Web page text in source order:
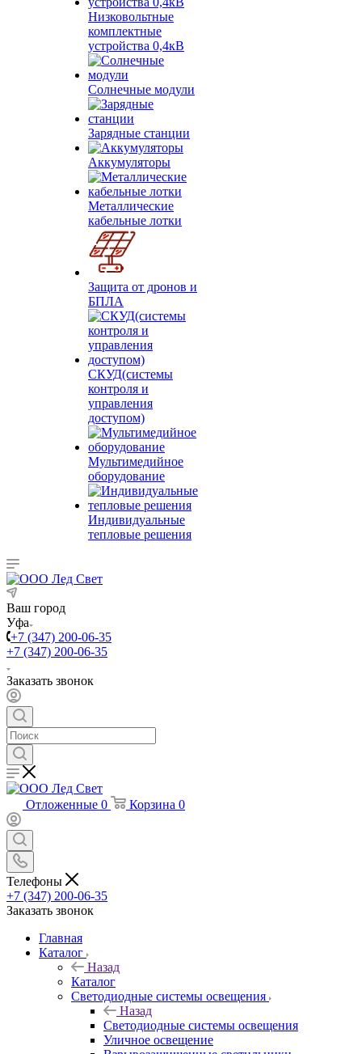
Низковольтные
комплектные
устройства 0,4кВ
Солнечные модули
Зарядные станции
Аккумуляторы
Металлические
кабельные лотки
Защита от дронов и
БПЛА
СКУД(системы
контроля и
управления
доступом)
Мультимедийное
оборудование
Индивидуальные
тепловые решения
Ваш город
Уфа
+7 (347) 200-06-35
+7 (347) 200-06-35
Заказать звонок
Отложенные 0 Корзина 0
Телефоны
+7 (347) 200-06-35
Заказать звонок
Главная
Каталог
Назад
Каталог
Светодиодные системы освещения
Назад
Светодиодные системы освещения
Уличное освещение